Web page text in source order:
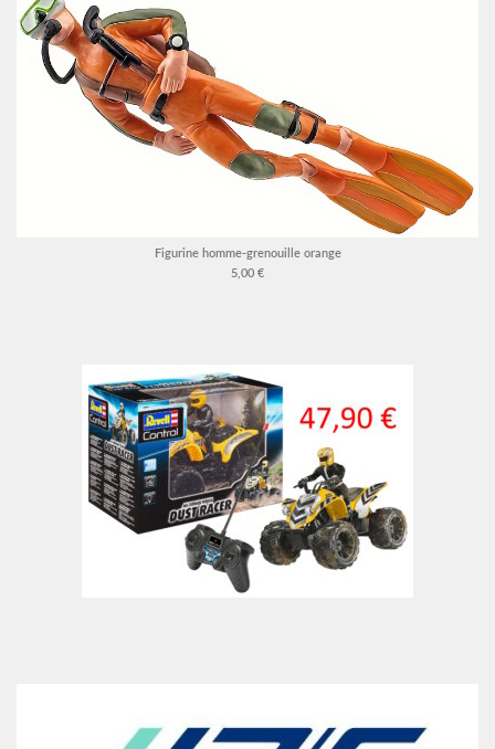
Figurine homme-grenouille orange
5,00 €